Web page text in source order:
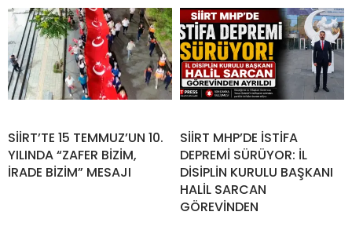
SİİRT’TE 15 TEMMUZ’UN 10.
YILINDA “ZAFER BİZİM,
İRADE BİZİM” MESAJI
SİİRT MHP’DE İSTİFA
DEPREMİ SÜRÜYOR: İL
DİSİPLİN KURULU BAŞKANI
HALİL SARCAN
GÖREVİNDEN